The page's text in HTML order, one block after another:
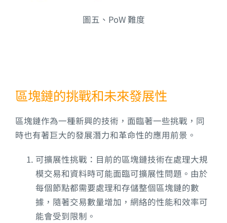
圖五、PoW 難度
區塊鏈的挑戰和未來發展性
區塊鏈作為一種新興的技術，面臨著一些挑戰，同
時也有著巨大的發展潛力和革命性的應用前景。
可擴展性挑戰：目前的區塊鏈技術在處理大規
模交易和資料時可能面臨可擴展性問題。由於
每個節點都需要處理和存儲整個區塊鏈的數
據，隨著交易數量增加，網絡的性能和效率可
能會受到限制。